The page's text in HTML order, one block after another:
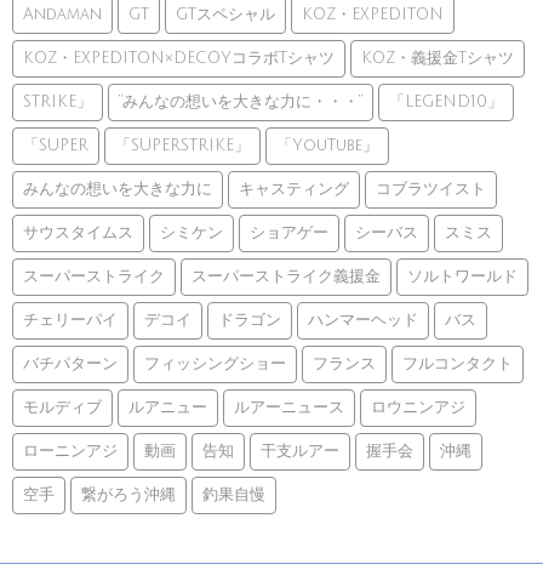
Andaman GT GTスペシャル KOZ・EXPEDITON
KOZ・EXPEDITON×DECOYコラボTシャツ KOZ・義援金Tシャツ
STRIKE」 ”みんなの想いを大きな力に・・・” 「LEGEND10」
「SUPER 「SUPERSTRIKE」 「YouTube」
みんなの想いを大きな力に キャスティング コブラツイスト
サウスタイムス シミケン ショアゲー シーバス スミス
スーパーストライク スーパーストライク義援金 ソルトワールド
チェリーパイ デコイ ドラゴン ハンマーヘッド バス
バチパターン フィッシングショー フランス フルコンタクト
モルディブ ルアニュー ルアーニュース ロウニンアジ
ローニンアジ 動画 告知 干支ルアー 握手会 沖縄
空手 繋がろう沖縄 釣果自慢